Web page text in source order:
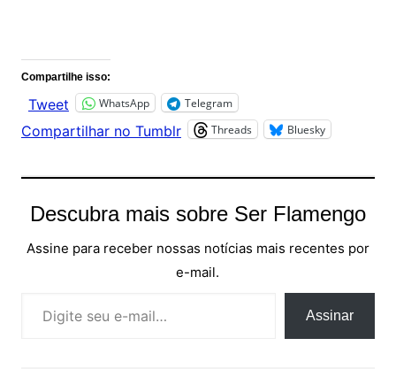
Compartilhe isso:
Tweet WhatsApp Telegram
Compartilhar no Tumblr Threads Bluesky
Descubra mais sobre Ser Flamengo
Assine para receber nossas notícias mais recentes por
e-mail.
Assinar